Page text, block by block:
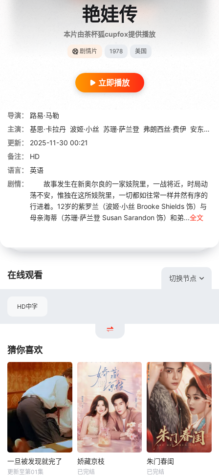
艳娃传
本片由茶杯狐cupfox提供播放
剧情片 1978 美国
立即播放
导演：
路易·马勒
主演：
基思·卡拉丹 波姬·小丝 苏珊·萨兰登 弗朗西丝·费伊 安东尼奥·法加斯
更新：
2025-11-30 00:21
备注：
HD
语言：
英语
剧情：
故事发生在新奥尔良的一家妓院里，一战将近，时局动
荡不安，惟独在这所妓院里，一切都如往常一样井然有序的
行进着。12岁的紫罗兰（波姬·小丝 Brooke Shields 饰）与
母亲海蒂（苏珊·萨兰登 Susan Sarandon 饰）和弟...全文
在线观看 切换节点
HD中字
猜你喜欢
一旦被发现就完了
更新至第01集
娇藏京枝
已完结
朱门春闺
已完结